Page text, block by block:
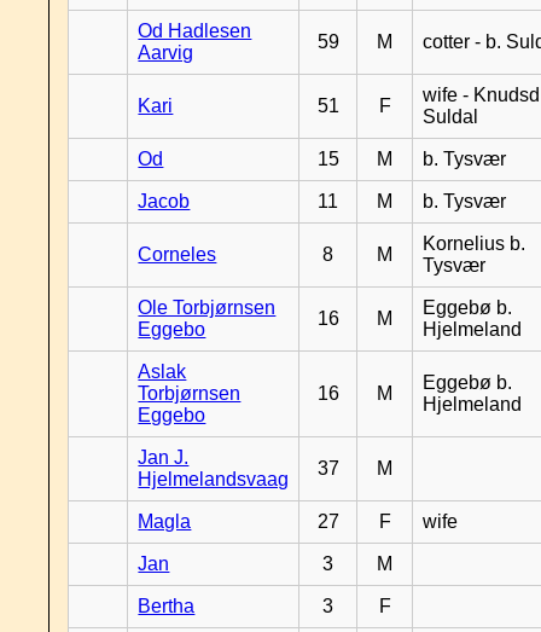
Od Hadlesen
Aarvig
59 M cotter - b.
Kari 51 F
wife -
Suldal
Od 15 M b. Tysvær
Jacob 11 M b. Tysvær
Corneles 8 M
Kornelius b.
Tysvær
Ole Torbjørnsen
Eggebo
16 M
Eggebø b.
Hjelmeland
Aslak
Torbjørnsen
Eggebo
16 M
Eggebø b.
Hjelmeland
Jan J.
Hjelmelandsvaag
37 M
Magla 27 F wife
Jan 3 M
Bertha 3 F